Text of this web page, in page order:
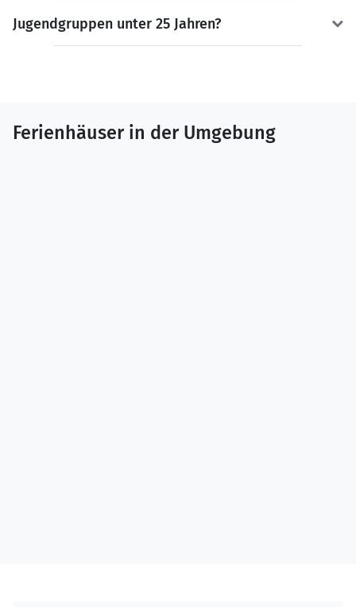
Jugendgruppen unter 25 Jahren?
Ferienhäuser in der Umgebung